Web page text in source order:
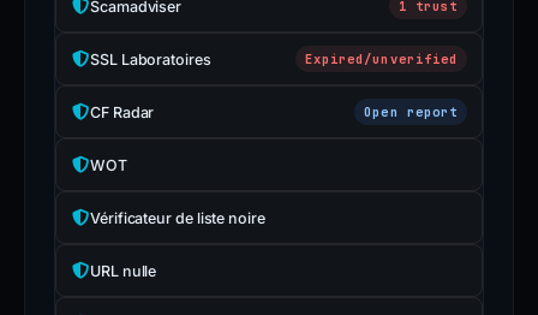
Scamadviser 1 trust
SSL Laboratoires Expired/unverified
CF Radar Open report
WOT
Vérificateur de liste noire
URL nulle